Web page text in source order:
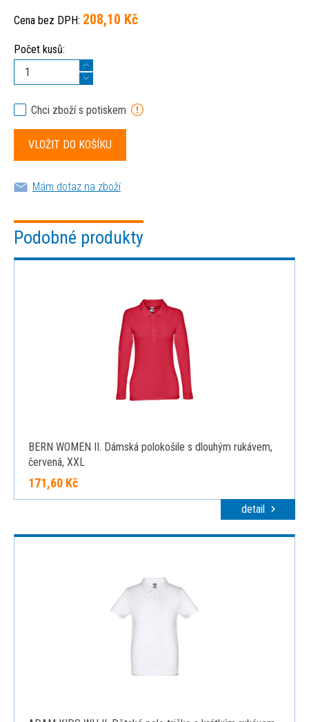
Cena bez DPH: 208,10 Kč
Počet kusů:
Chci zboží s potiskem
Mám dotaz na zboží
Podobné produkty
BERN WOMEN II. Dámská polokošile s dlouhým rukávem,
červená, XXL
171,60 Kč
detail